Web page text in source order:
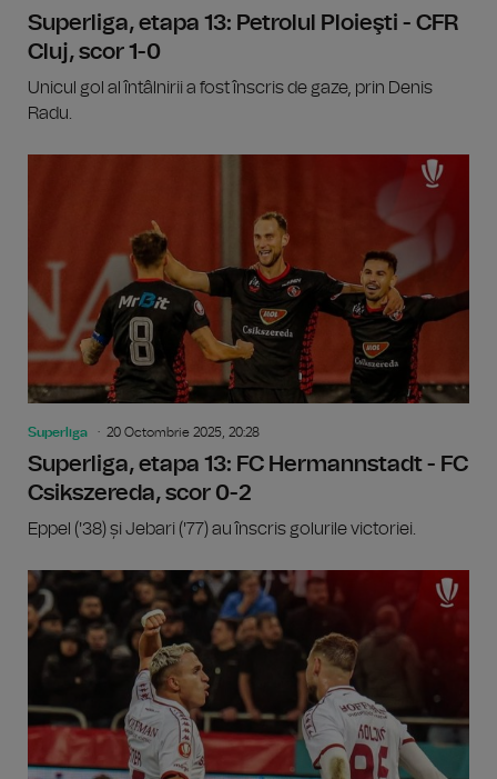
Superliga, etapa 13: Petrolul Ploieşti - CFR
Cluj, scor 1-0
Unicul gol al întâlnirii a fost înscris de gaze, prin Denis
Radu.
Superliga 20 Octombrie 2025, 20:28
Superliga, etapa 13: FC Hermannstadt - FC
Csikszereda, scor 0-2
Eppel ('38) și Jebari ('77) au înscris golurile victoriei.